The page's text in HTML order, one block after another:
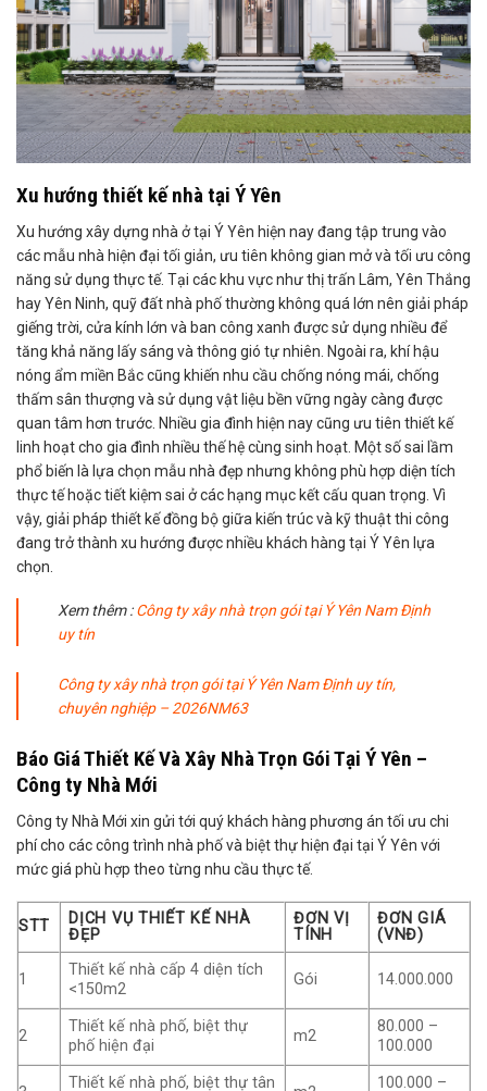
Xu hướng thiết kế nhà tại Ý Yên
Xu hướng xây dựng nhà ở tại Ý Yên hiện nay đang tập trung vào
các mẫu nhà hiện đại tối giản, ưu tiên không gian mở và tối ưu công
năng sử dụng thực tế. Tại các khu vực như thị trấn Lâm, Yên Thắng
hay Yên Ninh, quỹ đất nhà phố thường không quá lớn nên giải pháp
giếng trời, cửa kính lớn và ban công xanh được sử dụng nhiều để
tăng khả năng lấy sáng và thông gió tự nhiên. Ngoài ra, khí hậu
nóng ẩm miền Bắc cũng khiến nhu cầu chống nóng mái, chống
thấm sân thượng và sử dụng vật liệu bền vững ngày càng được
quan tâm hơn trước. Nhiều gia đình hiện nay cũng ưu tiên thiết kế
linh hoạt cho gia đình nhiều thế hệ cùng sinh hoạt. Một số sai lầm
phổ biến là lựa chọn mẫu nhà đẹp nhưng không phù hợp diện tích
thực tế hoặc tiết kiệm sai ở các hạng mục kết cấu quan trọng. Vì
vậy, giải pháp thiết kế đồng bộ giữa kiến trúc và kỹ thuật thi công
đang trở thành xu hướng được nhiều khách hàng tại Ý Yên lựa
chọn.
Xem thêm :Công ty xây nhà trọn gói tại Ý Yên Nam Định
uy tín
Công ty xây nhà trọn gói tại Ý Yên Nam Định uy tín,
chuyên nghiệp – 2026NM63
Báo Giá Thiết Kế Và Xây Nhà Trọn Gói Tại Ý Yên –
Công ty Nhà Mới
Công ty Nhà Mới xin gửi tới quý khách hàng phương án tối ưu chi
phí cho các công trình nhà phố và biệt thự hiện đại tại Ý Yên với
mức giá phù hợp theo từng nhu cầu thực tế.
STT
DỊCH VỤ THIẾT KẾ NHÀ
ĐẸP
ĐƠN VỊ
TÍNH
ĐƠN GIÁ
(VNĐ)
1
Thiết kế nhà cấp 4 diện tích
<150m2
Gói 14.000.000
2
Thiết kế nhà phố, biệt thự
phố hiện đại
m2
80.000 –
100.000
Thiết kế nhà phố, biệt thự tân 100.000 –